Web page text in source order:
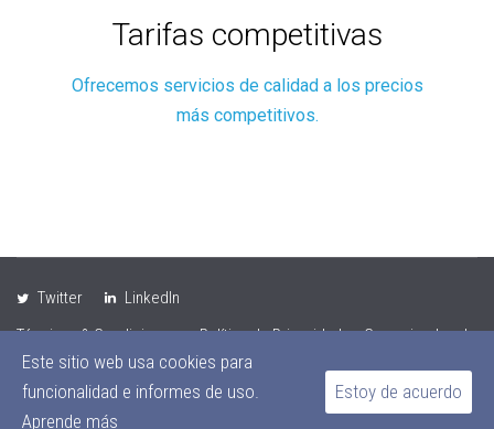
Tarifas competitivas
Ofrecemos servicios de calidad a los precios
más competitivos.
Twitter
LinkedIn
Términos & Condiciones
Política de Privacidad
Comunicados de
Prensa
© 2026 Fantasy Travel
Este sitio web usa cookies para
funcionalidad e informes de uso.
Aprende más
Estoy de acuerdo